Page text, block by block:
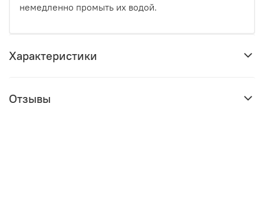
немедленно промыть их водой.
Характеристики
Отзывы